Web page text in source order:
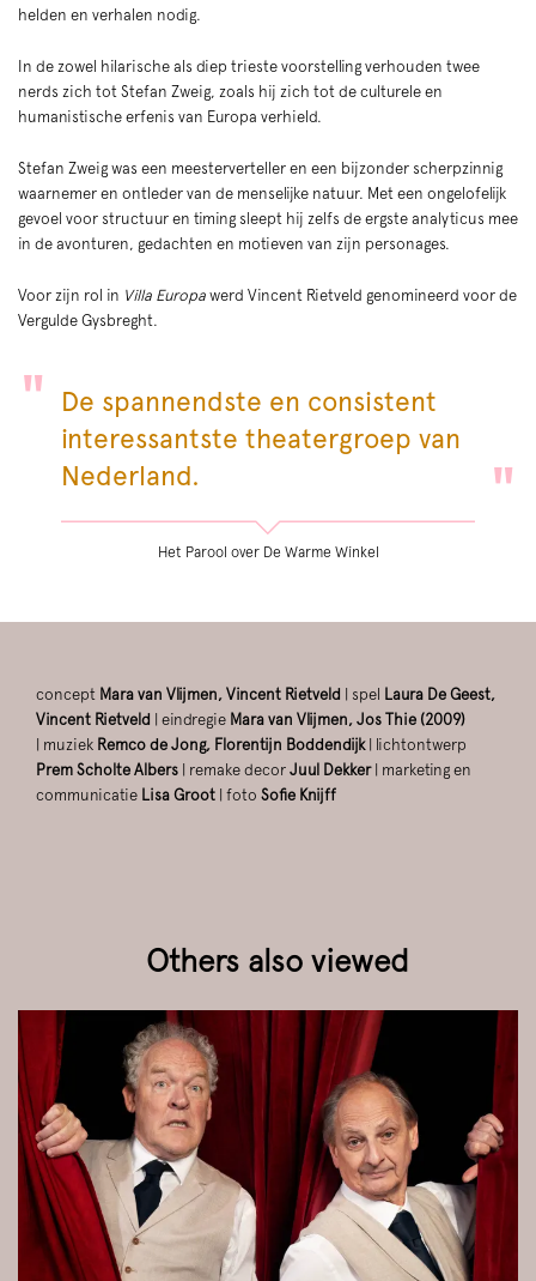
helden en verhalen nodig.
In de zowel hilarische als diep trieste voorstelling verhouden twee
nerds zich tot Stefan Zweig, zoals hij zich tot de culturele en
humanistische erfenis van Europa verhield.
Stefan Zweig was een meesterverteller en een bijzonder scherpzinnig
waarnemer en ontleder van de menselijke natuur. Met een ongelofelijk
gevoel voor structuur en timing sleept hij zelfs de ergste analyticus mee
in de avonturen, gedachten en motieven van zijn personages.
Voor zijn rol in Villa Europa werd Vincent Rietveld genomineerd voor de
Vergulde Gysbreght.
De spannendste en consistent
interessantste theatergroep van
Nederland.
Het Parool over De Warme Winkel
concept Mara van Vlijmen, Vincent Rietveld | spel Laura De Geest,
Vincent Rietveld | eindregie Mara van Vlijmen, Jos Thie (2009)
| muziek Remco de Jong, Florentijn Boddendijk | lichtontwerp
Prem Scholte Albers | remake decor Juul Dekker| marketing en
communicatie Lisa Groot | foto Sofie Knijff
Others also viewed